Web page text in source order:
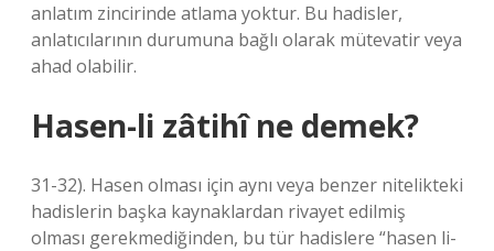
anlatım zincirinde atlama yoktur. Bu hadisler,
anlatıcılarının durumuna bağlı olarak mütevatir veya
ahad olabilir.
Hasen-li zâtihî ne demek?
31-32). Hasen olması için aynı veya benzer nitelikteki
hadislerin başka kaynaklardan rivayet edilmiş
olması gerekmediğinden, bu tür hadislere “hasen li-